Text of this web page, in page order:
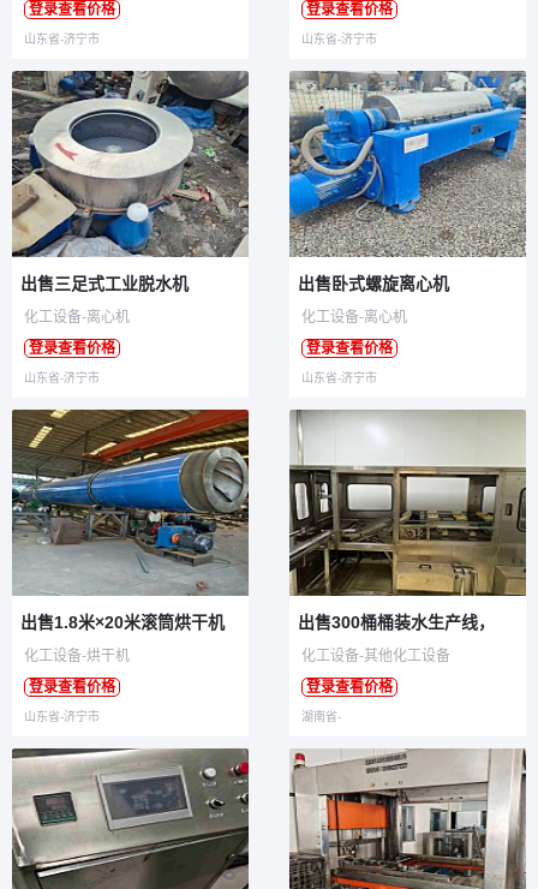
登录查看价格
山东省-济宁市
登录查看价格
山东省-济宁市
出售三足式工业脱水机
化工设备-离心机
登录查看价格
山东省-济宁市
出售卧式螺旋离心机
化工设备-离心机
登录查看价格
山东省-济宁市
出售1.8米×20米滚筒烘干机
化工设备-烘干机
登录查看价格
山东省-济宁市
​出售300桶桶装水生产线，
化工设备-其他化工设备
登录查看价格
湖南省-